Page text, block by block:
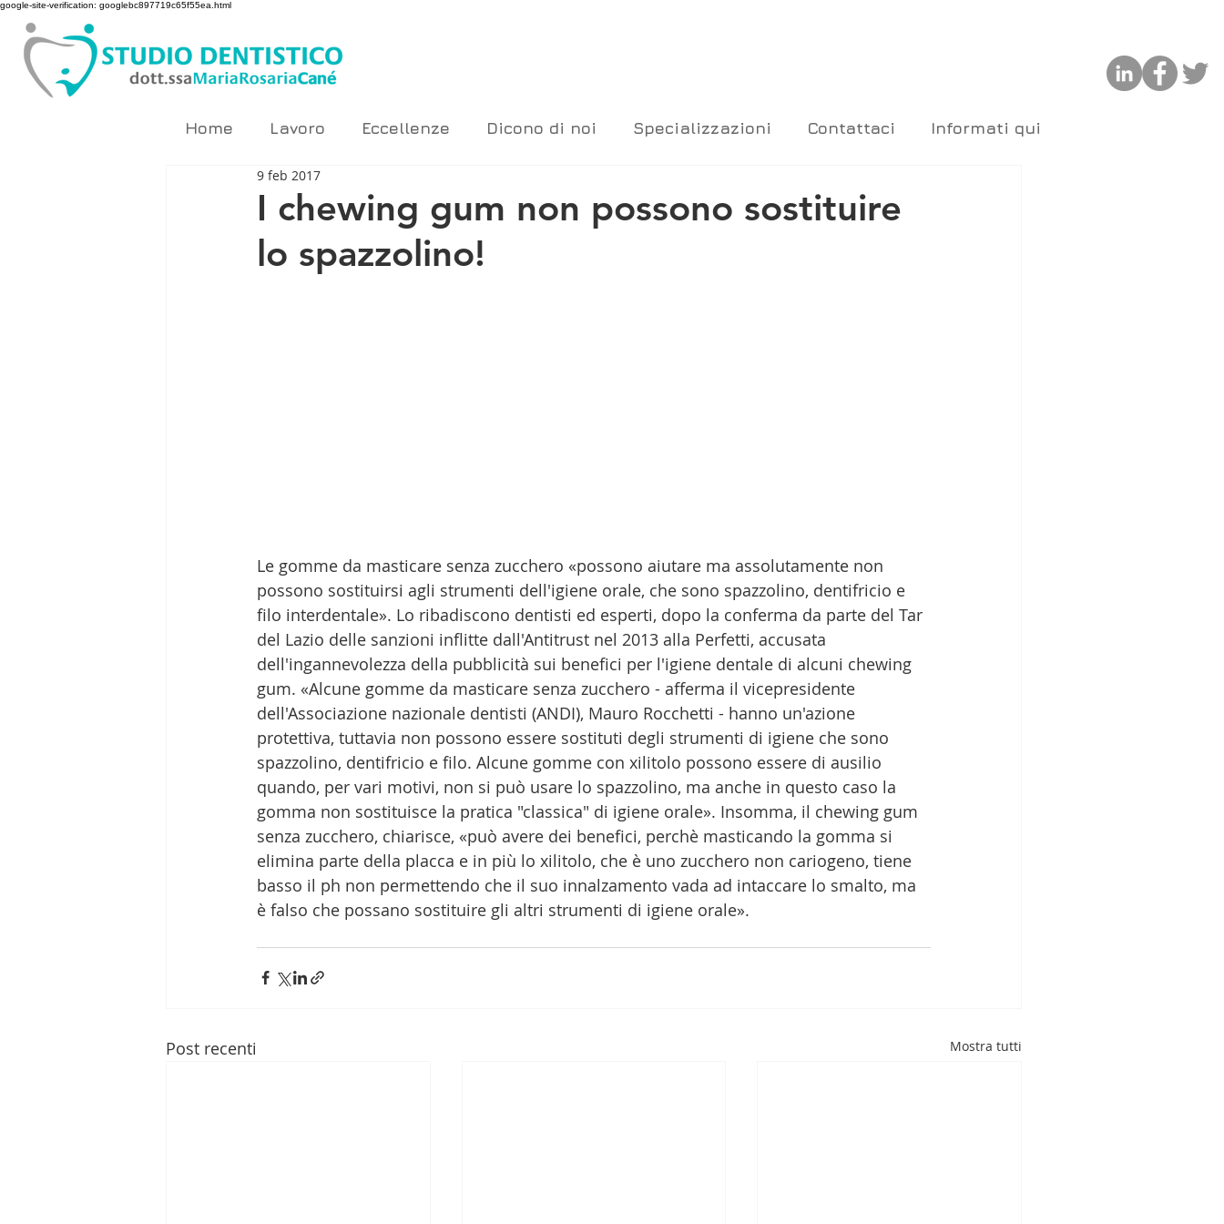
google-site-verification: googlebc897719c65f55ea.html
Home Lavoro Eccellenze Dicono di noi Specializzazioni Contattaci Informati qui
I chewing gum non possono sostituire
lo spazzolino!
9 feb 2017
Le gomme da masticare senza zucchero «possono aiutare ma assolutamente non
possono sostituirsi agli strumenti dell'igiene orale, che sono spazzolino, dentifricio e
filo interdentale». Lo ribadiscono dentisti ed esperti, dopo la conferma da parte del Tar
del Lazio delle sanzioni inflitte dall'Antitrust nel 2013 alla Perfetti, accusata
dell'ingannevolezza della pubblicità sui benefici per l'igiene dentale di alcuni chewing
gum. «Alcune gomme da masticare senza zucchero - afferma il vicepresidente
dell'Associazione nazionale dentisti (ANDI), Mauro Rocchetti - hanno un'azione
protettiva, tuttavia non possono essere sostituti degli strumenti di igiene che sono
spazzolino, dentifricio e filo. Alcune gomme con xilitolo possono essere di ausilio
quando, per vari motivi, non si può usare lo spazzolino, ma anche in questo caso la
gomma non sostituisce la pratica "classica" di igiene orale». Insomma, il chewing gum
senza zucchero, chiarisce, «può avere dei benefici, perchè masticando la gomma si
elimina parte della placca e in più lo xilitolo, che è uno zucchero non cariogeno, tiene
basso il ph non permettendo che il suo innalzamento vada ad intaccare lo smalto, ma
è falso che possano sostituire gli altri strumenti di igiene orale».
Post recenti Mostra tutti